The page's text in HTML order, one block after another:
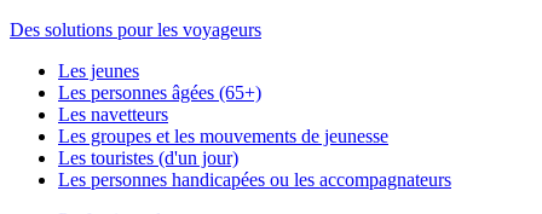
Des solutions pour les voyageurs
Les jeunes
Les personnes âgées (65+)
Les navetteurs
Les groupes et les mouvements de jeunesse
Les touristes (d'un jour)
Les personnes handicapées ou les accompagnateurs